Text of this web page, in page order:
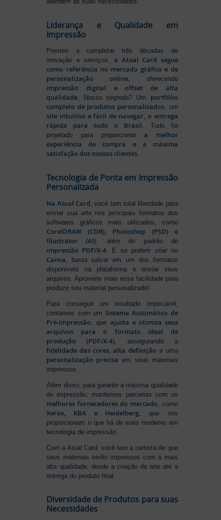
Liderança e Qualidade em
Impressão
Prestes a completar três décadas de
inovação e serviços,a Atual Card segue
como referência no mercado gráfico e de
personalização online, oferecendo
impressão digital e offset de alta
qualidade. Nosso segredo? Um portfólio
completo de produtos personalizados, um
site intuitivo e fácil de navegar, e entrega
rápida para todo o Brasil. Tudo foi
projetado para proporcionara melhor
experiência de compra e a máxima
satisfação dos nossos clientes.
Tecnologia de Ponta em Impressão
Personalizada
Na Atual Card, você tem total liberdade para
enviar sua arte nos principais formatos dos
softwares gráficos mais utilizados, como
CorelDRAW (CDR), Photoshop (PSD) e
Illustrator (AI), além do padrão de
impressão PDF/X-4. E se preferir criar no
Canva, basta salvar em um dos formatos
disponíveis na plataforma e enviar seus
arquivos. Aproveite mais essa facilidade para
produzir seu material personalizado!
Para conseguir um resultado impecável,
contamos com um Sistema Automático de
Pré-Impressão , queajusta e otimiza seus
arquivos para o formato ideal de
produção (PDF/X-4) , assegurando a
fidelidade das cores, alta definição e uma
personalização precisa em seus materiais
impressos.
Além disso, para garantir a máxima qualidade
de impressão, mantemos parcerias com os
melhores fornecedores do mercado , como
Xerox, KBA e Heidelberg , que nos
proporcionam o que há de mais moderno em
tecnologia de impressão.
Com a Atual Card, você tem a certeza de que
seus materiais serão impressos com a mais
alta qualidade, desde a criação da arte até a
entrega do produto final.
Diversidade de Produtos para suas
Necessidades